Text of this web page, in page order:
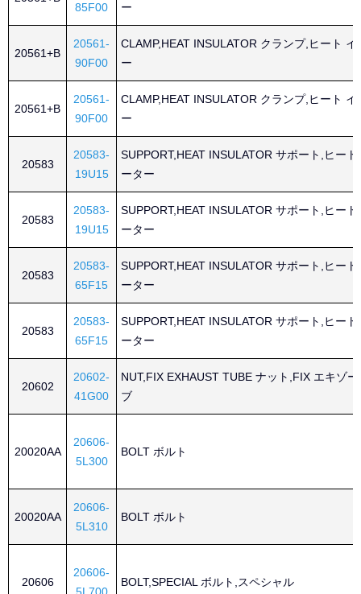
85F00
ー
20561+B
20561-
90F00
CLAMP,HEAT INSULATOR クランプ,ヒート
ー
20561+B
20561-
90F00
CLAMP,HEAT INSULATOR クランプ,ヒート
ー
20583
20583-
19U15
SUPPORT,HEAT INSULATOR サポート,ヒー
ーター
20583
20583-
19U15
SUPPORT,HEAT INSULATOR サポート,ヒー
ーター
20583
20583-
65F15
SUPPORT,HEAT INSULATOR サポート,ヒー
ーター
20583
20583-
65F15
SUPPORT,HEAT INSULATOR サポート,ヒー
ーター
20602
20602-
41G00
NUT,FIX EXHAUST TUBE ナット,FIX エキゾ
ブ
20020AA
20606-
5L300
BOLT ボルト
20020AA
20606-
5L310
BOLT ボルト
20606
20606-
BOLT,SPECIAL ボルト,スペシャル